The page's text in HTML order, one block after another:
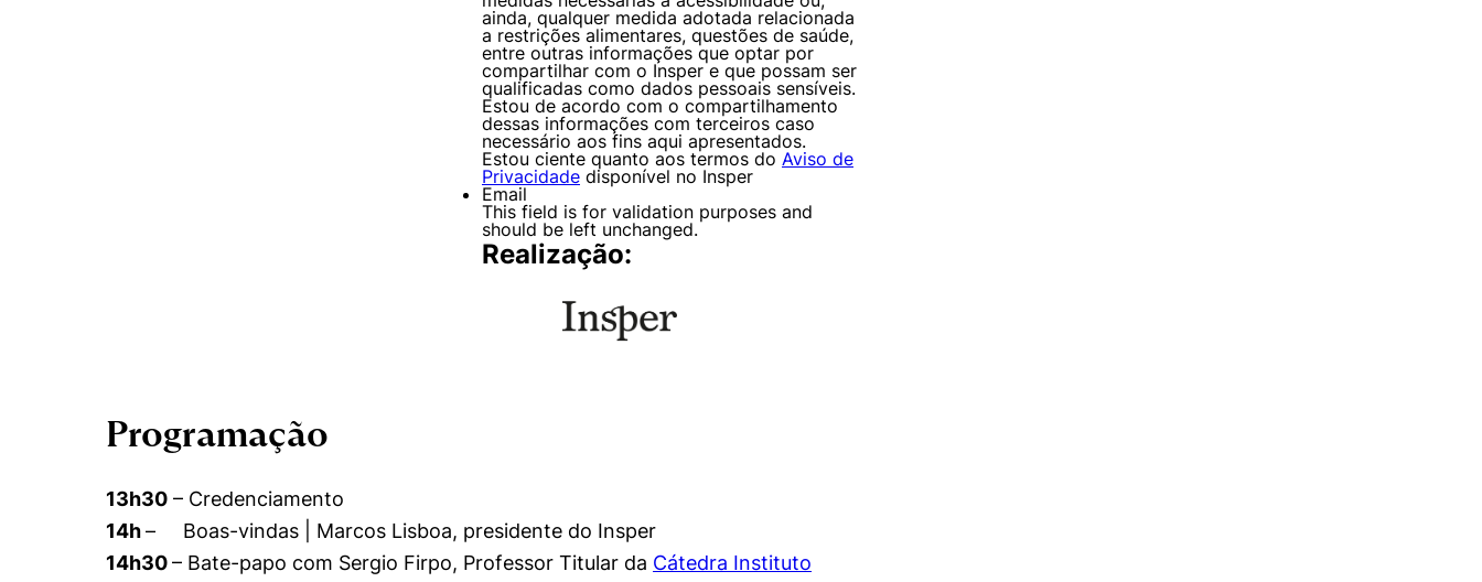
ainda, qualquer medida adotada relacionada
a restrições alimentares, questões de saúde,
entre outras informações que optar por
compartilhar com o Insper e que possam ser
qualificadas como dados pessoais sensíveis.
Estou de acordo com o compartilhamento
dessas informações com terceiros caso
necessário aos fins aqui apresentados.
Estou ciente quanto aos termos do Aviso de
Privacidade disponível no Insper
Email
This field is for validation purposes and
should be left unchanged.
Realização:
Programação
13h30 – Credenciamento
14h– Boas-vindas | Marcos Lisboa, presidente do Insper
14h30– Bate-papo com Sergio Firpo, Professor Titular da Cátedra Instituto